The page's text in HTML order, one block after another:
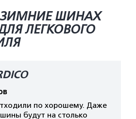
ШИНАХ
ДЛЯ ЛЕГКОВОГО
по хорошему. Даже
будут на столько